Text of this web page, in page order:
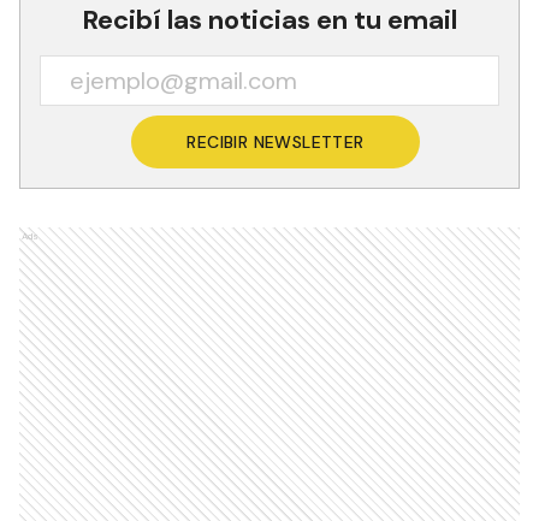
Recibí las noticias en tu email
RECIBIR NEWSLETTER
Ads